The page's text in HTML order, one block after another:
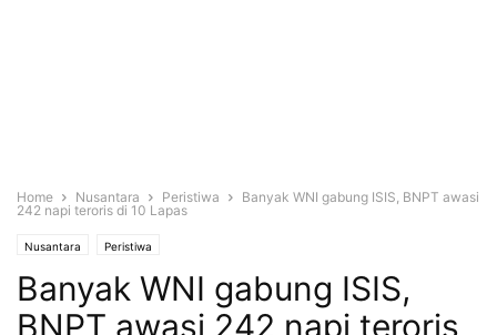
Home Nusantara Peristiwa
Banyak WNI gabung ISIS, BNPT awasi
242 napi teroris di 10 Lapas
Nusantara Peristiwa
Banyak WNI gabung ISIS,
BNPT awasi 242 napi teroris